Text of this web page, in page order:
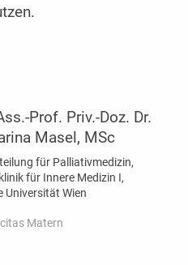
Prof. Priv.-Doz. Dr.
Masel, MSc
für Palliativmedizin,
für Innere Medizin I,
Universität Wien
Matern